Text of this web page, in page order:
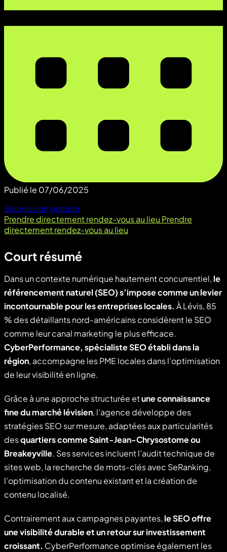
Publié le 07/06/2025
Soumission gratuite
Prendre directement rendez-vous au lieu Prendre
directement rendez-vous au lieu
Court résumé
Dans un contexte numérique hautement concurrentiel, le
référencement naturel (SEO) s’impose comme un levier
incontournable pour les entreprises locales. À Lévis, 85
% des détaillants nord-américains considèrent le SEO
comme leur canal marketing le plus efficace.
CyberPerformance, spécialiste SEO établi dans la
région, accompagne les PME locales dans l’optimisation
de leur visibilité en ligne.
Grâce à une approche structurée etune connaissance
fine du marché lévisien, l’agence développe des
stratégies SEO sur mesure, adaptées aux particularités
desquartiers comme Saint-Jean-Chrysostome ou
Breakeyville. Ses services incluent l’audit technique de
sites web, la recherche de mots-clés avec SeRanking,
l’optimisation du contenu existant et la création de
contenu localisé.
Contrairement aux campagnes payantes, le SEO offre
une visibilité durable et un retour sur investissement
croissant. CyberPerformance optimise également les